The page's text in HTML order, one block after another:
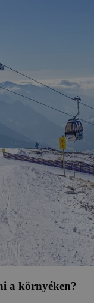
a környéken?